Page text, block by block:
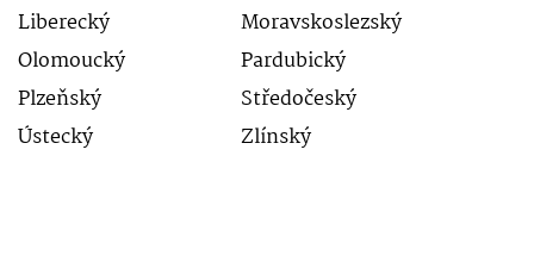
Liberecký
Moravskoslezský
Olomoucký
Pardubický
Plzeňský
Středočeský
Ústecký
Zlínský